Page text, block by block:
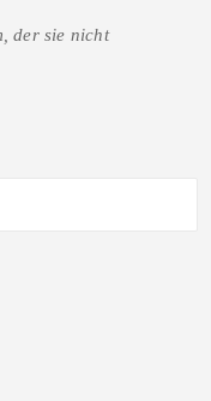
der sie nicht